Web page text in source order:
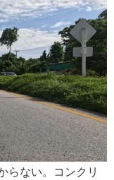
らない。コンクリ